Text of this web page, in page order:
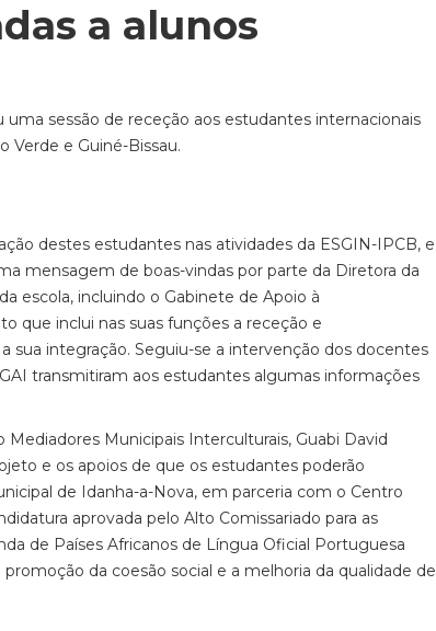
a alunos
sessão de receção aos estudantes internacionais
Verde e Guiné-Bissau.
destes estudantes nas atividades da ESGIN-IPCB, e
mensagem de boas-vindas por parte da Diretora da
escola, incluindo o Gabinete de Apoio à
que inclui nas suas funções a receção e
integração. Seguiu-se a intervenção dos docentes
transmitiram aos estudantes algumas informações
Municipais Interculturais, Guabi David
e os apoios de que os estudantes poderão
de Idanha-a-Nova, em parceria com o Centro
aprovada pelo Alto Comissariado para as
de Países Africanos de Língua Oficial Portuguesa
da coesão social e a melhoria da qualidade de